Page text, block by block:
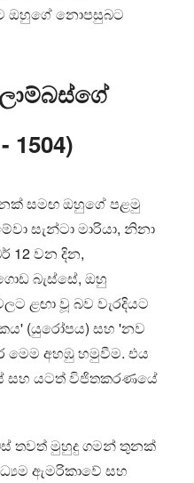
ඔහුගේ නොපසුබට
සමඟ ඔහුගේ පළමු
සැන්ටා මාරියා, නිනා
12 වන දින,
බැස්සේ, ඔහු
ළඟා වූ බව වැරදියට
(යුරෝපය) සහ 'නව
අහඹු හමුවීම. එය
සහ යටත් විජිතකරණයේ
තවත් මුහුදු ගමන් තුනක්
ඇමරිකාවේ සහ